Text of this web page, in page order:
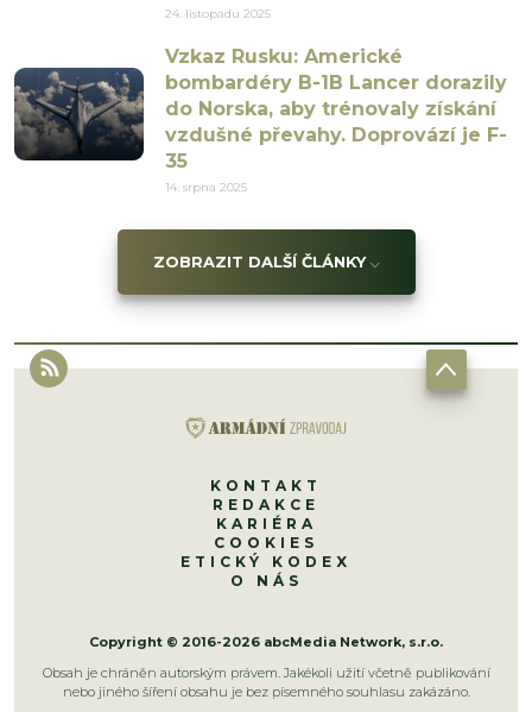
24. listopadu 2025
Vzkaz Rusku: Americké
bombardéry B-1B Lancer dorazily
do Norska, aby trénovaly získání
vzdušné převahy. Doprovází je F-
35
14. srpna 2025
ZOBRAZIT DALŠÍ ČLÁNKY
KONTAKT
REDAKCE
KARIÉRA
COOKIES
ETICKÝ KODEX
O NÁS
Copyright © 2016-2026 abcMedia Network, s.r.o.
Obsah je chráněn autorským právem. Jakékoli užití včetně publikování
nebo jiného šíření obsahu je bez písemného souhlasu zakázáno.